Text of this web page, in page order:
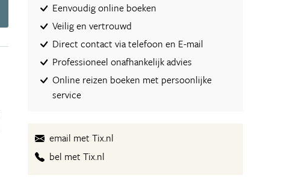
Eenvoudig online boeken
Veilig en vertrouwd
Direct contact via telefoon en E-mail
Professioneel onafhankelijk advies
Online reizen boeken met persoonlijke
service
email met Tix.nl
bel met Tix.nl